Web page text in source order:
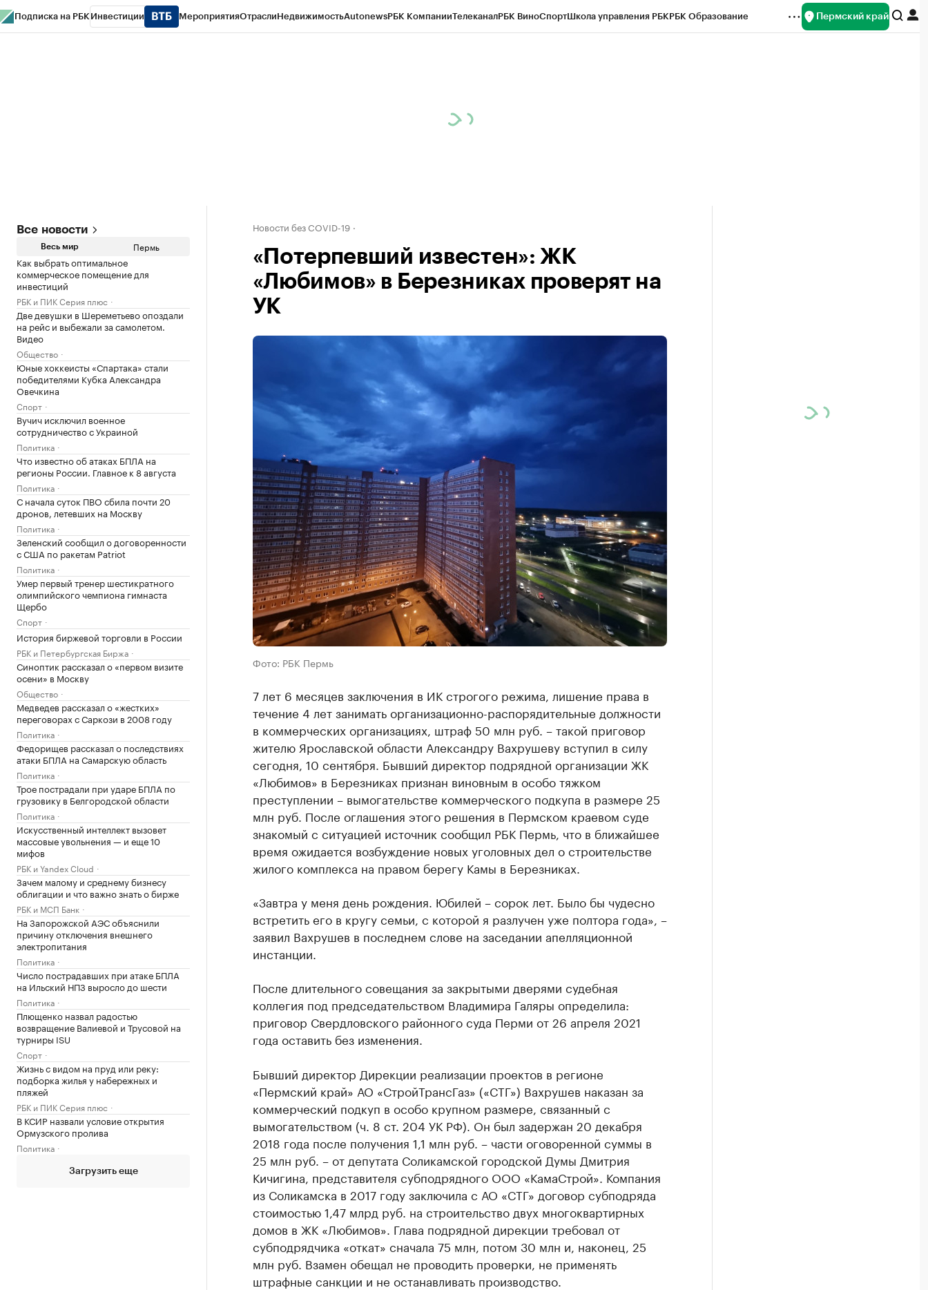
Подписка на РБК Инвестиции МероприятияОтраслиНедвижимостьAutonewsРБК КомпанииТелеканалРБК ВиноСпортШкола управления РБКРБК Образование Пермский край
Все новости
Весь мир Пермь
Как выбрать оптимальное
коммерческое помещение для
инвестиций
РБК и ПИК Серия плюс
Две девушки в Шереметьево опоздали
на рейс и выбежали за самолетом.
Видео
Общество
Юные хоккеисты «Спартака» стали
победителями Кубка Александра
Овечкина
Спорт
Вучич исключил военное
сотрудничество с Украиной
Политика
Что известно об атаках БПЛА на
регионы России. Главное к 8 августа
Политика
С начала суток ПВО сбила почти 20
дронов, летевших на Москву
Политика
Зеленский сообщил о договоренности
с США по ракетам Patriot
Политика
Умер первый тренер шестикратного
олимпийского чемпиона гимнаста
Щербо
Спорт
История биржевой торговли в России
РБК и Петербургская Биржа
Синоптик рассказал о «первом визите
осени» в Москву
Общество
Медведев рассказал о «жестких»
переговорах с Саркози в 2008 году
Политика
Федорищев рассказал о последствиях
атаки БПЛА на Самарскую область
Политика
Трое пострадали при ударе БПЛА по
грузовику в Белгородской области
Политика
Искусственный интеллект вызовет
массовые увольнения — и еще 10
мифов
РБК и Yandex Cloud
Зачем малому и среднему бизнесу
облигации и что важно знать о бирже
РБК и МСП Банк
На Запорожской АЭС объяснили
причину отключения внешнего
электропитания
Политика
Число пострадавших при атаке БПЛА
на Ильский НПЗ выросло до шести
Политика
Плющенко назвал радостью
возвращение Валиевой и Трусовой на
турниры ISU
Спорт
Жизнь с видом на пруд или реку:
подборка жилья у набережных и
пляжей
РБК и ПИК Серия плюс
В КСИР назвали условие открытия
Ормузского пролива
Политика
Загрузить еще
Новости без COVID-19
«Потерпевший известен»: ЖК
«Любимов» в Березниках проверят на
УК
Фото: РБК Пермь
7 лет 6 месяцев заключения в ИК строгого режима, лишение права в
течение 4 лет занимать организационно-распорядительные должности
в коммерческих организациях, штраф 50 млн руб. – такой приговор
жителю Ярославской области Александру Вахрушеву вступил в силу
сегодня, 10 сентября. Бывший директор подрядной организации ЖК
«Любимов» в Березниках признан виновным в особо тяжком
преступлении – вымогательстве коммерческого подкупа в размере 25
млн руб. После оглашения этого решения в Пермском краевом суде
знакомый с ситуацией источник сообщил РБК Пермь, что в ближайшее
время ожидается возбуждение новых уголовных дел о строительстве
жилого комплекса на правом берегу Камы в Березниках.
«Завтра у меня день рождения. Юбилей – сорок лет. Было бы чудесно
встретить его в кругу семьи, с которой я разлучен уже полтора года», –
заявил Вахрушев в последнем слове на заседании апелляционной
инстанции.
После длительного совещания за закрытыми дверями судебная
коллегия под председательством Владимира Галяры определила:
приговор Свердловского районного суда Перми от 26 апреля 2021
года оставить без изменения.
Бывший директор Дирекции реализации проектов в регионе
«Пермский край» АО «СтройТрансГаз» («СТГ») Вахрушев наказан за
коммерческий подкуп в особо крупном размере, связанный с
вымогательством (ч. 8 ст. 204 УК РФ). Он был задержан 20 декабря
2018 года после получения 1,1 млн руб. – части оговоренной суммы в
25 млн руб. – от депутата Соликамской городской Думы Дмитрия
Кичигина, представителя субподрядного ООО «КамаСтрой». Компания
из Соликамска в 2017 году заключила с АО «СТГ» договор субподряда
стоимостью 1,47 млрд руб. на строительство двух многоквартирных
домов в ЖК «Любимов». Глава подрядной дирекции требовал от
субподрядчика «откат» сначала 75 млн, потом 30 млн и, наконец, 25
млн руб. Взамен обещал не проводить проверки, не применять
штрафные санкции и не останавливать производство.